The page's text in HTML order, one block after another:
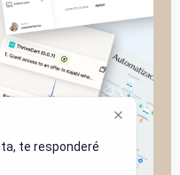
te responderé